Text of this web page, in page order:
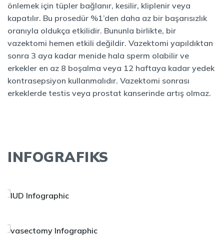
önlemek için tüpler bağlanır, kesilir, kliplenir veya
kapatılır. Bu prosedür %1’den daha az bir başarısızlık
oranıyla oldukça etkilidir. Bununla birlikte, bir
vazektomi hemen etkili değildir. Vazektomi yapıldıktan
sonra 3 aya kadar menide hala sperm olabilir ve
erkekler en az 8 boşalma veya 12 haftaya kadar yedek
kontrasepsiyon kullanmalıdır. Vazektomi sonrası
erkeklerde testis veya prostat kanserinde artış olmaz.
INFOGRAFIKS